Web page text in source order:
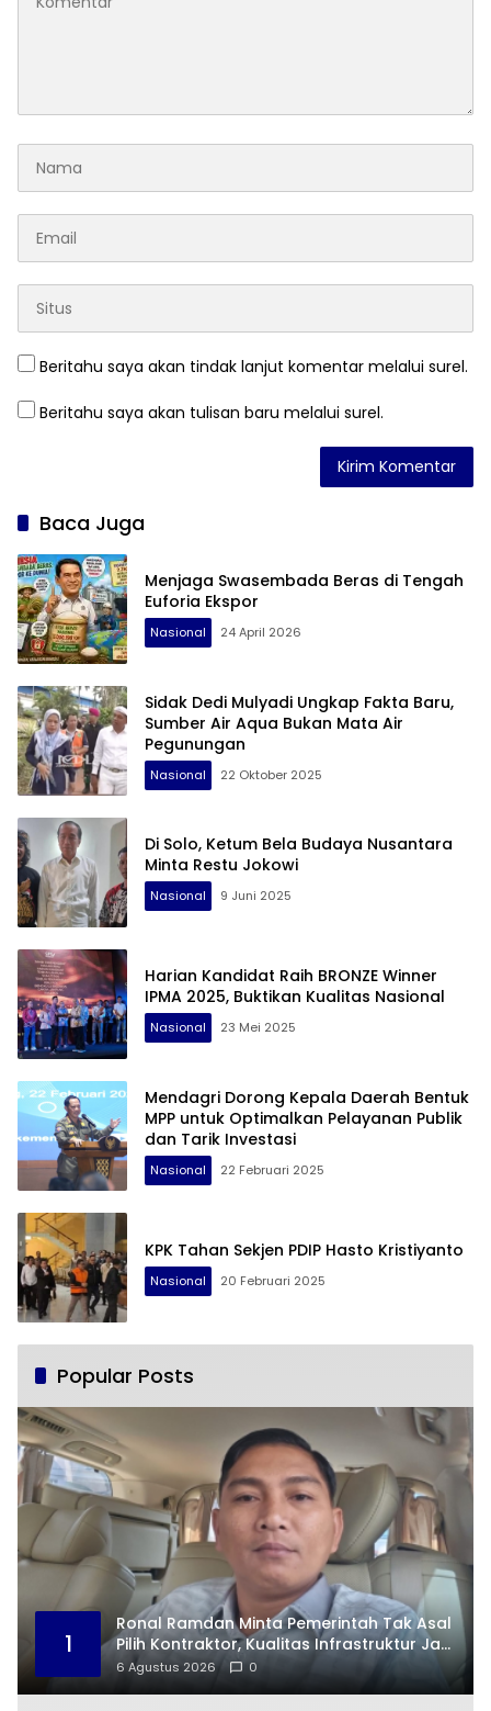
Beritahu saya akan tindak lanjut komentar melalui surel.
Beritahu saya akan tulisan baru melalui surel.
Baca Juga
Menjaga Swasembada Beras di Tengah
Euforia Ekspor
Nasional 24 April 2026
Sidak Dedi Mulyadi Ungkap Fakta Baru,
Sumber Air Aqua Bukan Mata Air
Pegunungan
Nasional 22 Oktober 2025
Di Solo, Ketum Bela Budaya Nusantara
Minta Restu Jokowi
Nasional 9 Juni 2025
Harian Kandidat Raih BRONZE Winner
IPMA 2025, Buktikan Kualitas Nasional
Nasional 23 Mei 2025
Mendagri Dorong Kepala Daerah Bentuk
MPP untuk Optimalkan Pelayanan Publik
dan Tarik Investasi
Nasional 22 Februari 2025
KPK Tahan Sekjen PDIP Hasto Kristiyanto
Nasional 20 Februari 2025
Popular Posts
1
Ronal Ramdan Minta Pemerintah Tak Asal
Pilih Kontraktor, Kualitas Infrastruktur Jadi
Taruhan
6 Agustus 2026 0